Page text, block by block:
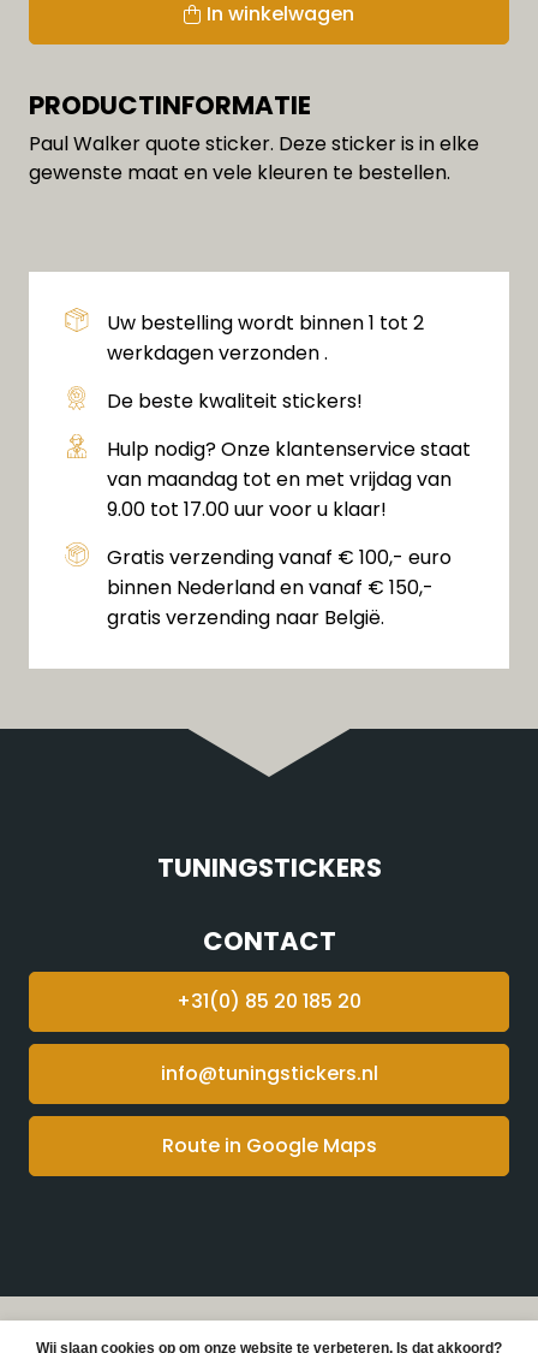
In winkelwagen
PRODUCTINFORMATIE
Paul Walker quote sticker. Deze sticker is in elke
gewenste maat en vele kleuren te bestellen.
Uw bestelling wordt binnen 1 tot 2
werkdagen verzonden .
De beste kwaliteit stickers!
Hulp nodig? Onze klantenservice staat
van maandag tot en met vrijdag van
9.00 tot 17.00 uur voor u klaar!
Gratis verzending vanaf € 100,- euro
binnen Nederland en vanaf € 150,-
gratis verzending naar België.
TUNINGSTICKERS
CONTACT
+31(0) 85 20 185 20
info@tuningstickers.nl
Route in Google Maps
© Copyright 2026 Tuningstickers -
Webshop laten
Wij slaan cookies op om onze website te verbeteren. Is dat akkoord?